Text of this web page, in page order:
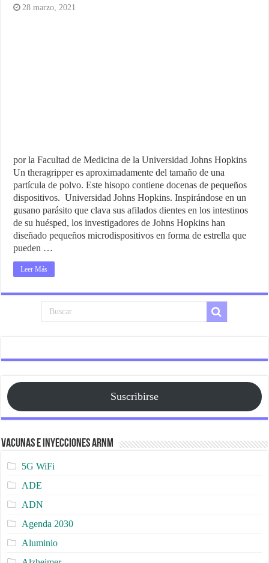
28 marzo, 2021
por la Facultad de Medicina de la Universidad Johns Hopkins
Un theragripper es aproximadamente del tamaño de una
partícula de polvo. Este hisopo contiene docenas de pequeños
dispositivos. Universidad Johns Hopkins. Inspirándose en un
gusano parásito que clava sus afilados dientes en los intestinos
de su huésped, los investigadores de Johns Hopkins han
diseñado pequeños microdispositivos en forma de estrella que
pueden …
Leer Más
Suscribirse
Vacunas e Inyecciones ARNm
5G WiFi
ADE
ADN
Agenda 2030
Aluminio